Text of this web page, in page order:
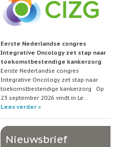
Eerste Nederlandse congres
Integrative Oncology zet stap naar
toekomstbestendige kankerzorg
Eerste Nederlandse congres
Integrative Oncology zet stap naar
toekomstbestendige kankerzorg Op
23 september 2026 vindt in Le…
Lees verder »
Nieuwsbrief